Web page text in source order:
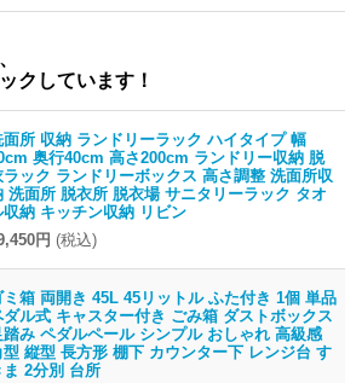
クしています！
面所 収納 ランドリーラック ハイタイプ 幅
奥行40cm 高さ200cm ランドリー収納 脱
ラック ランドリーボックス 高さ調整 洗面所収
洗面所 脱衣所 脱衣場 サニタリーラック タオ
収納 キッチン収納 リビン
円 (税込)
ミ箱 両開き 45L 45リットル ふた付き 1個 単品
ダル式 キャスター付き ごみ箱 ダストボックス
踏み ペダルペール シンプル おしゃれ 高級感
型 縦型 長方形 棚下 カウンター下 レンジ台 す
ま 2分別 台所